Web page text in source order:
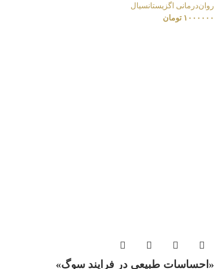
روان‌درمانی اگزیستانسیال
۱۰۰۰۰۰۰ تومان
«احساسات طبیعی در فرایند سوگ»